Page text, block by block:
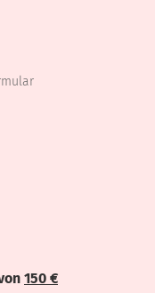
150 €